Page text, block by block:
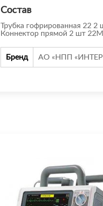
Состав
Трубка гофрированная 22
Коннектор прямой 2 шт
Бренд АО «НПП